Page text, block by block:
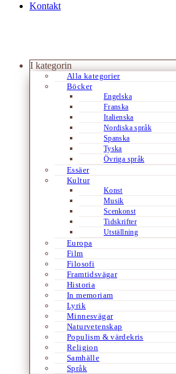
Kontakt
I kategorin
Alla kategorier
Böcker
Engelska
Franska
Italienska
Nordiska språk
Spanska
Tyska
Övriga språk
Essäer
Kultur
Konst
Musik
Scenkonst
Tidskrifter
Utställning
Europa
Film
Filosofi
Framtidsvägar
Historia
In memoriam
Lyrik
Minnesvägar
Naturvetenskap
Populism & värdekris
Religion
Samhälle
Språk